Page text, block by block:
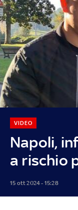
Napoli,
a rischio
VIDEO
15 ott 2024 - 15:28